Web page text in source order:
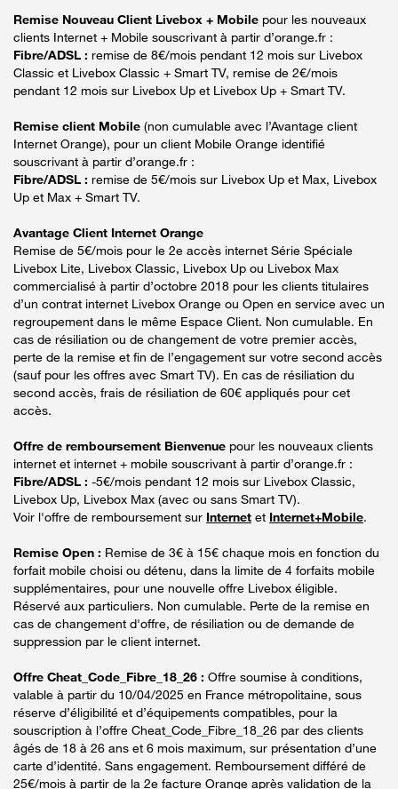
Remise Nouveau Client Livebox + Mobile pour les nouveaux
clients Internet + Mobile souscrivant à partir d’orange.fr :
Fibre/ADSL : remise de 8€/mois pendant 12 mois sur Livebox
Classic et Livebox Classic + Smart TV, remise de 2€/mois
pendant 12 mois sur Livebox Up et Livebox Up + Smart TV.
Remise client Mobile (non cumulable avec l’Avantage client
Internet Orange), pour un client Mobile Orange identifié
souscrivant à partir d’orange.fr :
Fibre/ADSL : remise de 5€/mois sur Livebox Up et Max, Livebox
Up et Max + Smart TV.
Avantage Client Internet Orange
Remise de 5€/mois pour le 2e accès internet Série Spéciale
Livebox Lite, Livebox Classic, Livebox Up ou Livebox Max
commercialisé à partir d’octobre 2018 pour les clients titulaires
d’un contrat internet Livebox Orange ou Open en service avec un
regroupement dans le même Espace Client. Non cumulable. En
cas de résiliation ou de changement de votre premier accès,
perte de la remise et fin de l’engagement sur votre second accès
(sauf pour les offres avec Smart TV). En cas de résiliation du
second accès, frais de résiliation de 60€ appliqués pour cet
accès.
Offre de remboursement Bienvenue pour les nouveaux clients
internet et internet + mobile souscrivant à partir d’orange.fr :
Fibre/ADSL : -5€/mois pendant 12 mois sur Livebox Classic,
Livebox Up, Livebox Max (avec ou sans Smart TV).
Voir l'offre de remboursement sur Internet et Internet+Mobile.
Remise Open : Remise de 3€ à 15€ chaque mois en fonction du
forfait mobile choisi ou détenu, dans la limite de 4 forfaits mobile
supplémentaires, pour une nouvelle offre Livebox éligible.
Réservé aux particuliers. Non cumulable. Perte de la remise en
cas de changement d'offre, de résiliation ou de demande de
suppression par le client internet.
Offre Cheat_Code_Fibre_18_26 : Offre soumise à conditions,
valable à partir du 10/04/2025 en France métropolitaine, sous
réserve d’éligibilité et d’équipements compatibles, pour la
souscription à l’offre Cheat_Code_Fibre_18_26 par des clients
âgés de 18 à 26 ans et 6 mois maximum, sur présentation d’une
carte d’identité. Sans engagement. Remboursement différé de
25€/mois à partir de la 2e facture Orange après validation de la